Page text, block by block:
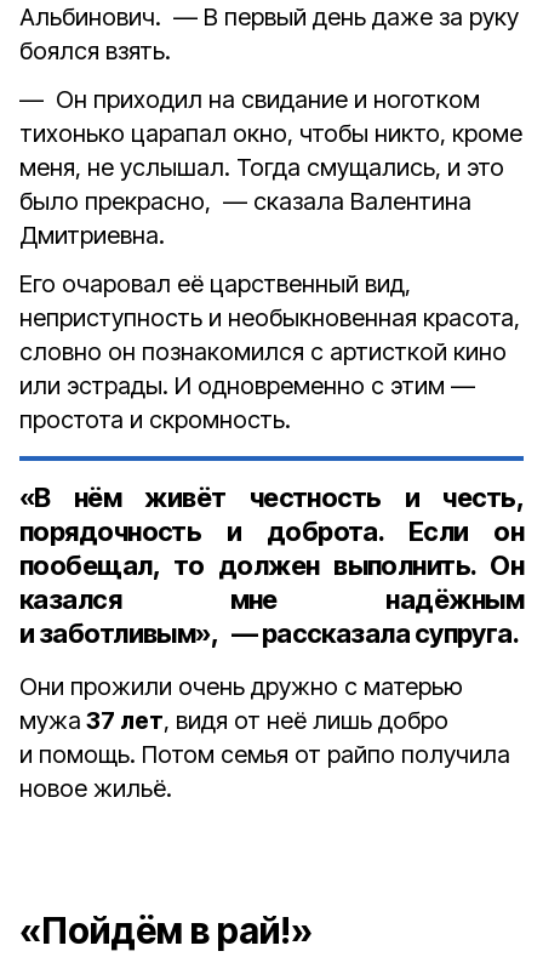
Альбинович. — В первый день даже за руку
боялся взять.
— Он приходил на свидание и ноготком
тихонько царапал окно, чтобы никто, кроме
меня, не услышал. Тогда смущались, и это
было прекрасно, — сказала Валентина
Дмитриевна.
Его очаровал её царственный вид,
неприступность и необыкновенная красота,
словно он познакомился с артисткой кино
или эстрады. И одновременно с этим —
простота и скромность.
«В нём живёт честность и честь,
порядочность и доброта. Если он
пообещал, то должен выполнить. Он
казался мне надёжным
и заботливым», — рассказала супруга.
Они прожили очень дружно с матерью
мужа 37 лет, видя от неё лишь добро
и помощь. Потом семья от райпо получила
новое жильё.
«Пойдём в рай!»